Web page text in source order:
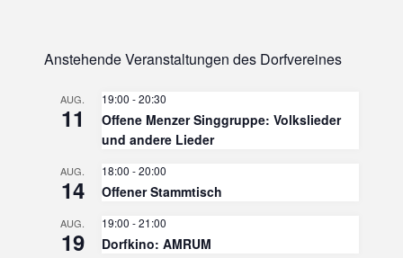
Anstehende Veranstaltungen des Dorfvereines
AUG.
11
19:00 -20:30
Offene Menzer Singgruppe: Volkslieder
und andere Lieder
AUG.
14
18:00 -20:00
Offener Stammtisch
AUG.
19
19:00 -21:00
Dorfkino: AMRUM